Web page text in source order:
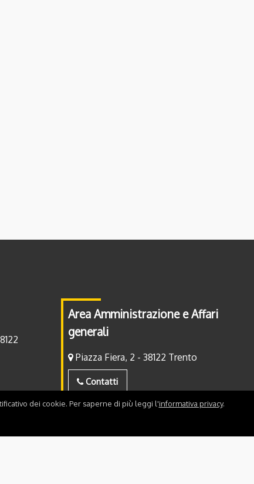
Area Amministrazione e Affari
generali
Piazza Fiera, 2 - 38122 Trento
Contatti
dei cookie. Per saperne di più leggi l'informativa privacy.